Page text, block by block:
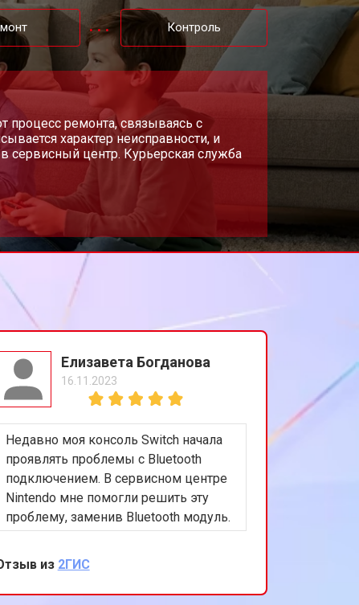
550 ₽ Заказать
650 ₽ Заказать
300 ₽ Заказать
600 ₽ Заказать
400 ₽
1100 ₽
1100 ₽ Заказать
750 ₽ Заказать
Контроль
процесс ремонта, связываясь с
характер неисправности, и
сервисный центр. Курьерская служба
Елизавета Богданова
16.11.2023
Недавно моя консоль Switch начала
проявлять проблемы с Bluetooth
подключением. В сервисном центре
Nintendo мне помогли решить эту
проблему, заменив Bluetooth модуль.
Осталась очень довольна быстрым и
качественным сервисом. Спасибо за
вашу работу!
из 2ГИС